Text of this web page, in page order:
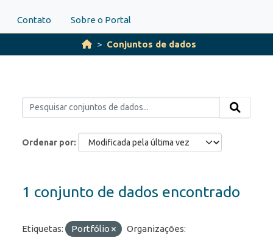
Contato Sobre o Portal
Conjuntos de dados
Ordenar por
1 conjunto de dados encontrado
Etiquetas: Portfólio
Organizações: